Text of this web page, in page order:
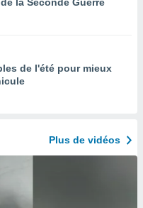
de l'été pour mieux
Plus de vidéos